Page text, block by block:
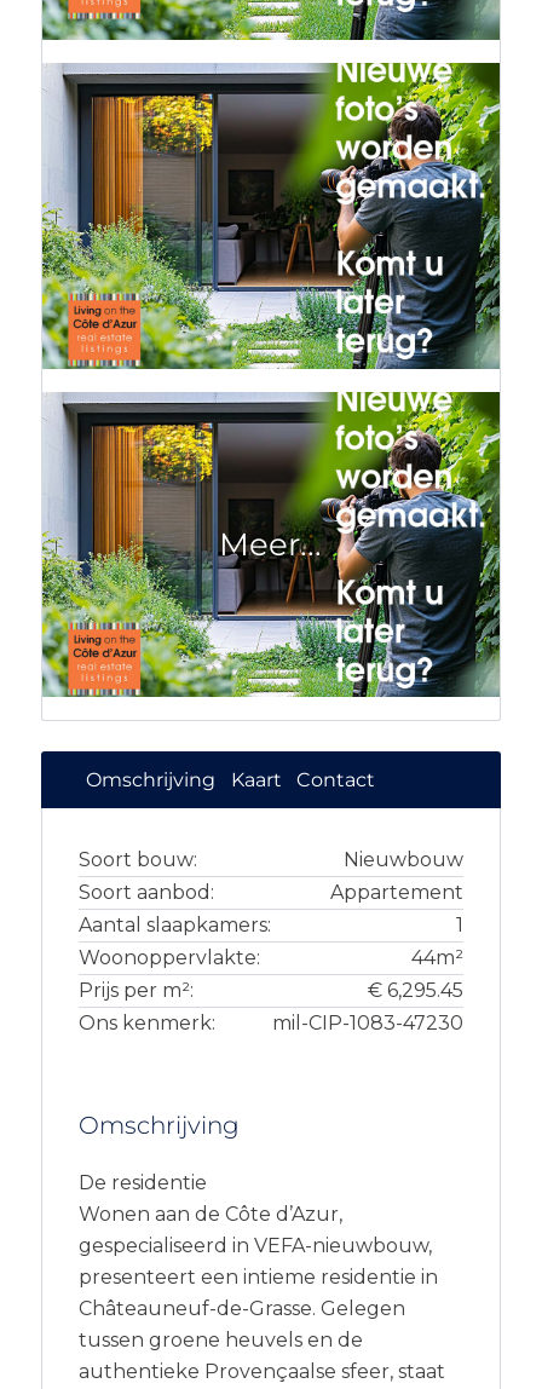
Omschrijving Kaart Contact
Soort bouw:
Nieuwbouw
Soort aanbod:
Appartement
Aantal slaapkamers:
1
Woonoppervlakte:
44m²
Prijs per m²:
€ 6,295.45
Ons kenmerk:
mil-CIP-1083-47230
Omschrijving
De residentie
Wonen aan de Côte d’Azur,
gespecialiseerd in VEFA-nieuwbouw,
presenteert een intieme residentie in
Châteauneuf-de-Grasse. Gelegen
tussen groene heuvels en de
authentieke Provençaalse sfeer, staat